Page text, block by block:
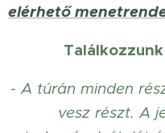
elérhető
- A túrán minden
vesz részt. A